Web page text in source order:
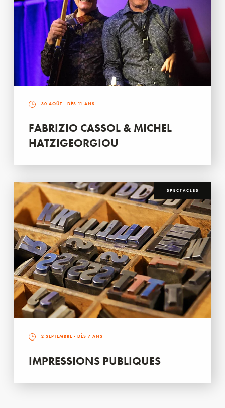
30 AOÛT - DÈS 11 ANS
FABRIZIO CASSOL & MICHEL
HATZIGEORGIOU
SPECTACLES
2 SEPTEMBRE - DÈS 7 ANS
IMPRESSIONS PUBLIQUES